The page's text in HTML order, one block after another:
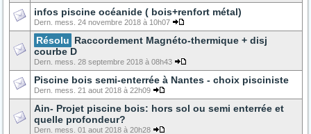
infos piscine océanide ( bois+renfort métal)
Dern. mess. 24 novembre 2018 à 10h07
Résolu Raccordement Magnéto-thermique + disj
courbe D
Dern. mess. 28 septembre 2018 à 08h43
Piscine bois semi-enterrée à Nantes - choix pisciniste
Dern. mess. 21 aout 2018 à 22h09
Ain- Projet piscine bois: hors sol ou semi enterrée et
quelle profondeur?
Dern. mess. 01 aout 2018 à 20h28